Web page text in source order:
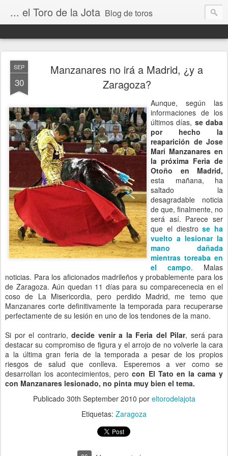
... el Toro de la Jota Blog de toros
SEP
30
Manzanares no irá a Madrid, ¿y a
Zaragoza?
Aunque, según las
informaciones de los
últimos días, se daba
por hecho la
reaparición de Jose
Mari Manzanares en
la próxima Feria de
Otoño en Madrid,
esta mañana, ha
saltado la
desagradable noticia
de que, finalmente, no
será así. Parece ser
que el diestrose ha
vuelto a lesionar la
mano dañada
mientras toreaba en
el campo. Malas
noticias. Para los aficionados madrileños y probablemente para los
de Zaragoza. Aún quedan 11 días para su comparecenecia en el
coso de La Misericordia, pero perdido Madrid, me temo que
Manzanares corte definitivamente la temporada para recuperarse
perfectamente de su lesión en uno de los tendones de la mano.
Si por el contrario, decide venir a la Feria del Pilar, será para
destacar su compromiso de figura y el arrojo de no volverle la cara
a la última gran feria de la temporada a pesar de los propios
riesgos de salud que conlleva. Esperemos a ver como se
desarrollan los acontecimientos, perocon El Tato en la cama y
con Manzanares lesionado, no pinta muy bien el tema.
Publicado 30th September 2010 por eltorodelajota
Etiquetas: Zaragoza